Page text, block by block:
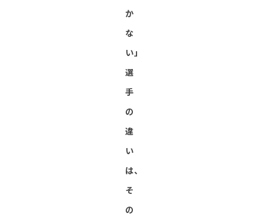
か
な
い」
選
手
の
違
い
は、
そ
の